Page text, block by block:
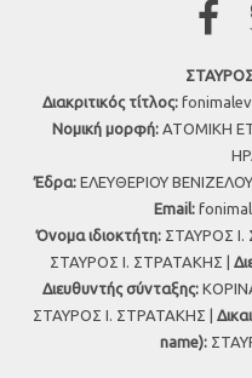
Διακριτικός τίτλος:
Νομική μορφή: ΑΤΟΜΙΚΗ
Έδρα: ΕΛΕΥΘΕΡΙΟΥ ΒΕΝΙΖΕΛΟΥ
Εmail:
Όνομα ιδιοκτήτη: ΣΤΑΥΡΟΣ Ι.
ΣΤΑΥΡΟΣ Ι. ΣΤΡΑΤΑΚΗΣ |
Διευθυντής σύνταξης:
ΣΤΑΥΡΟΣ Ι. ΣΤΡΑΤΑΚΗΣ |
name):